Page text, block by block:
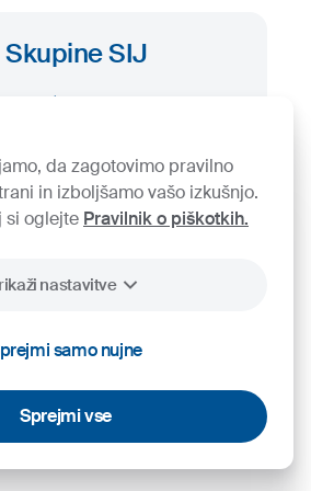
da zagotovimo pravilno
in izboljšamo vašo izkušnjo.
si oglejte Pravilnik o piškotkih.
nastavitve
samo nujne
Sprejmi vse
SIJ